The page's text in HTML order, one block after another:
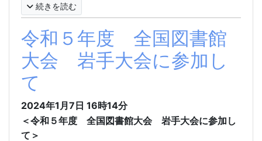
続きを読む
令和５年度 全国図書館
大会 岩手大会に参加し
て
2024年1月7日 16時14分
＜令和５年度 全国図書館大会 岩手大会に参加し
て＞